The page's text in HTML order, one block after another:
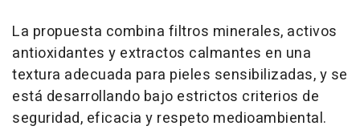
La propuesta combina filtros minerales, activos
antioxidantes y extractos calmantes en una
textura adecuada para pieles sensibilizadas, y se
está desarrollando bajo estrictos criterios de
seguridad, eficacia y respeto medioambiental.